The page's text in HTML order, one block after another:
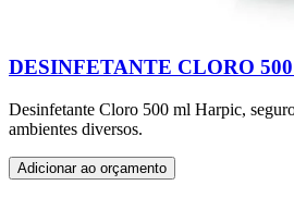
DESINFETANTE CLORO
Desinfetante Cloro 500 ml Harpic,
ambientes diversos.
Adicionar ao orçamento